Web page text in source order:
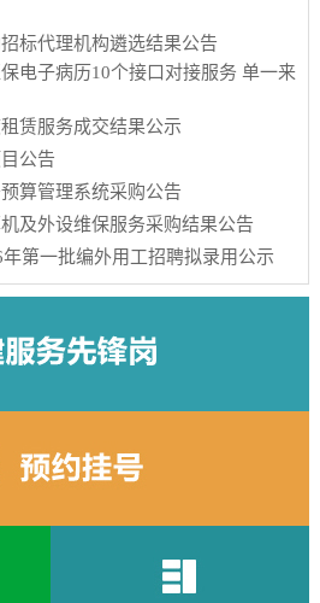
标代理机构遴选结果公告
电子病历10个接口对接服务 单一来
赁服务成交结果公示
公告
算管理系统采购公告
及外设维保服务采购结果公告
第一批编外用工招聘拟录用公示